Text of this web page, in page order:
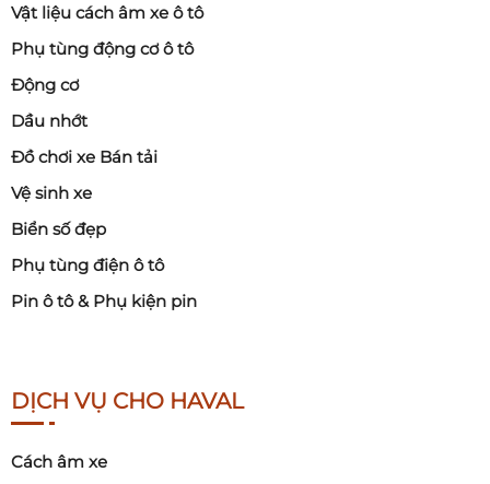
Vật liệu cách âm xe ô tô
Phụ tùng động cơ ô tô
Động cơ
Dầu nhớt
Đồ chơi xe Bán tải
Vệ sinh xe
Biển số đẹp
Phụ tùng điện ô tô
Pin ô tô & Phụ kiện pin
DỊCH VỤ CHO HAVAL
Cách âm xe